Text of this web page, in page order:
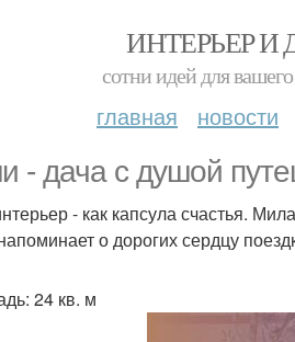
ИНТЕРЬЕР И
сотни идей для
главная новости
- дача с душой
- как капсула счастья.
о дорогих сердцу
24 кв. м